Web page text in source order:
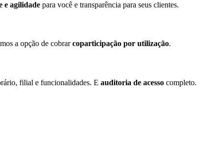
e agilidade para você e transparência para seus clientes.
a opção de cobrarcoparticipação por utilização.
filial e funcionalidades. E auditoria de acesso completo.